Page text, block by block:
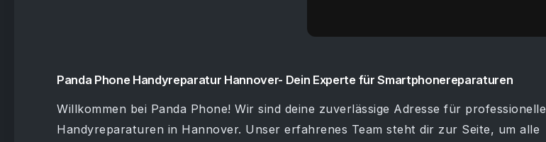
Panda Phone Handyreparatur Hannover- Dein Experte für Smartphonereparaturen
Willkommen bei Panda Phone! Wir sind deine zuverlässige Adresse für professionelle
Handyreparaturen in Hannover. Unser erfahrenes Team steht dir zur Seite, um alle